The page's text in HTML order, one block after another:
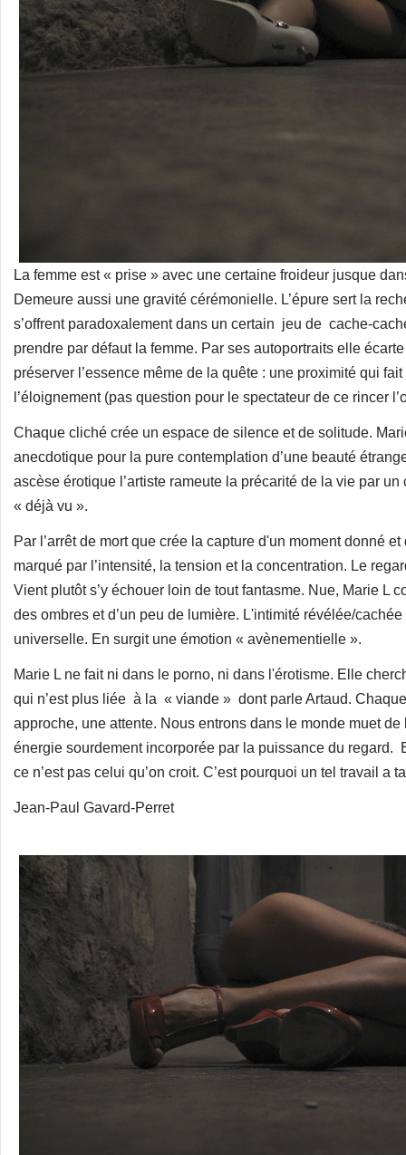
La femme est « prise » avec une certaine froideur jusque
Demeure aussi une gravité cérémonielle. L’épure sert la
s’offrent paradoxalement dans un certain jeu de cache-
prendre par défaut la femme. Par ses autoportraits elle
préserver l’essence même de la quête : une proximité qui
l’éloignement (pas question pour le spectateur de ce rincer
Chaque cliché crée un espace de silence et de solitude.
anecdotique pour la pure contemplation d’une beauté
ascèse érotique l’artiste rameute la précarité de la vie par
« déjà vu ».
Par l’arrêt de mort que crée la capture d'un moment donné
marqué par l’intensité, la tension et la concentration. Le
Vient plutôt s’y échouer loin de tout fantasme. Nue, Marie L
des ombres et d’un peu de lumière. L'intimité révélée/
universelle. En surgit une émotion « avènementielle ».
Marie L ne fait ni dans le porno, ni dans l'érotisme. Elle
qui n’est plus liée à la « viande » dont parle Artaud.
approche, une attente. Nous entrons dans le monde muet
énergie sourdement incorporée par la puissance du regard.
ce n’est pas celui qu’on croit. C’est pourquoi un tel travail a
Jean-Paul Gavard-Perret